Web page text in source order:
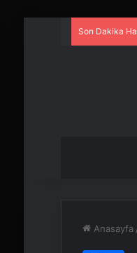
Son Dakika
Anasayfa